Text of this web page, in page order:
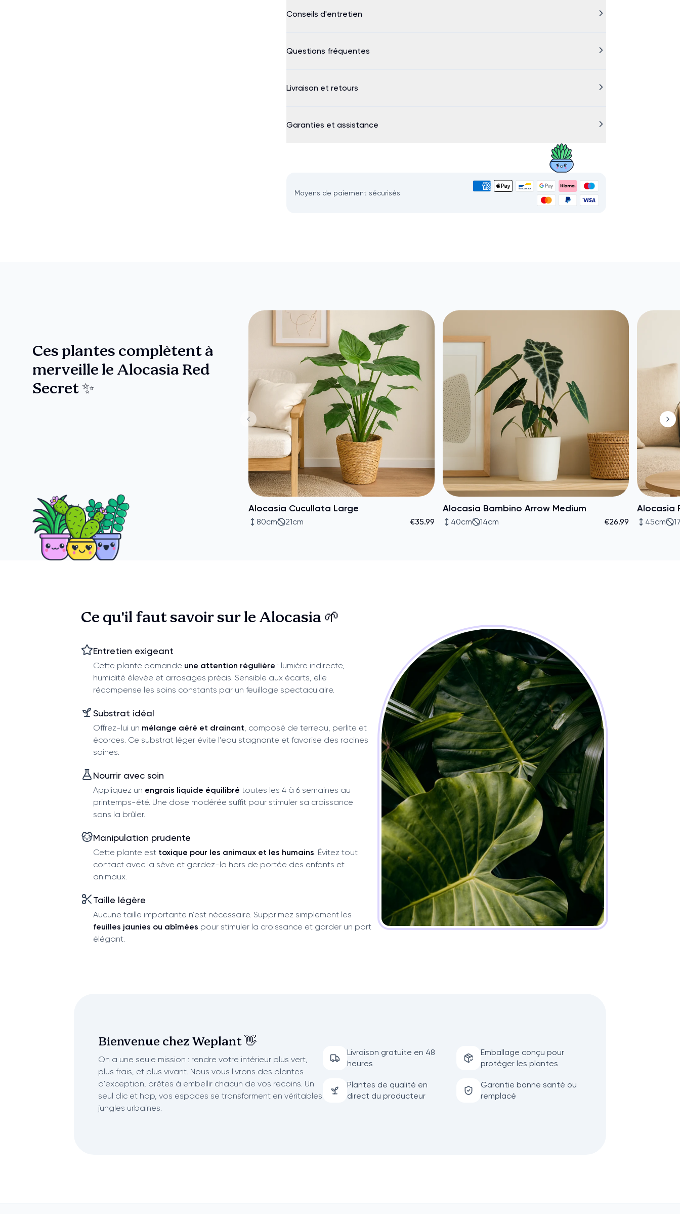
Conseils d'entretien
Questions fréquentes
Livraison et retours
Garanties et assistance
Moyens de paiement sécurisés
Ces plantes complètent à
merveille le Alocasia Red
Secret ✨
Alocasia Cucullata Large
80cm 21cm €35.99
Alocasia Bambino Arrow Medium
40cm 14cm €26.99
Alocasia
45cm
Ce qu'il faut savoir sur le Alocasia 🌱
Entretien exigeant
Cette plante demande une attention régulière : lumière indirecte,
humidité élevée et arrosages précis. Sensible aux écarts, elle
récompense les soins constants par un feuillage spectaculaire.
Substrat idéal
Offrez-lui un mélange aéré et drainant, composé de terreau, perlite et
écorces. Ce substrat léger évite l’eau stagnante et favorise des racines
saines.
Nourrir avec soin
Appliquez un engrais liquide équilibré toutes les 4 à 6 semaines au
printemps-été. Une dose modérée suffit pour stimuler sa croissance
sans la brûler.
Manipulation prudente
Cette plante est toxique pour les animaux et les humains. Évitez tout
contact avec la sève et gardez-la hors de portée des enfants et
animaux.
Taille légère
Aucune taille importante n’est nécessaire. Supprimez simplement les
feuilles jaunies ou abîmées pour stimuler la croissance et garder un port
élégant.
Bienvenue chez Weplant 👋
On a une seule mission : rendre votre intérieur plus vert,
plus frais, et plus vivant. Nous vous livrons des plantes
d'exception, prêtes à embellir chacun de vos recoins. Un
seul clic et hop, vos espaces se transforment en véritables
jungles urbaines.
Livraison gratuite en 48
heures
Emballage conçu pour
protéger les plantes
Plantes de qualité en
direct du producteur
Garantie bonne santé ou
remplacé